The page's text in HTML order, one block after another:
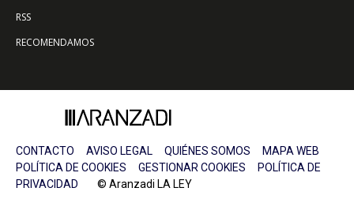
RSS
RECOMENDAMOS
CONTACTO AVISO LEGAL QUIÉNES SOMOS
MAPA WEB
POLÍTICA DE COOKIES
GESTIONAR COOKIES
POLÍTICA DE
PRIVACIDAD © Aranzadi LA LEY